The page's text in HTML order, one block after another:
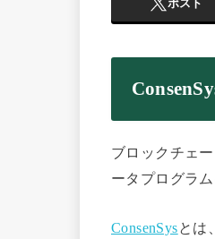
ポスト
ブロックチェ
ータプログラ
ConsenSysとは、